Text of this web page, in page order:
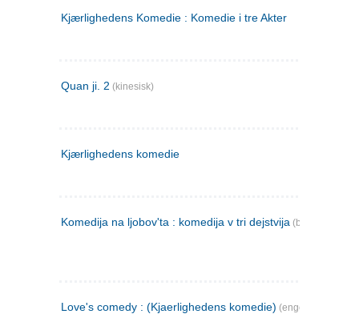
Kjærlighedens Komedie : Komedie i tre Akter
Quan ji. 2 (kinesisk)
Kjærlighedens komedie
Komedija na ljobov'ta : komedija v tri dejstvija (bulgarsk)
Love's comedy : (Kjaerlighedens komedie) (engelsk)